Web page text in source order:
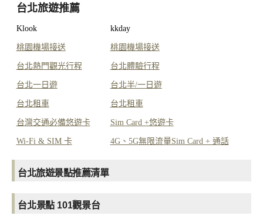
台北旅遊推薦
Klook kkday
桃園機場接送 桃園機場接送
台北熱門觀光行程 台北體驗行程
台北一日遊 台北半/一日遊
台北租車 台北租車
台灣交通必備悠遊卡 Sim Card +悠遊卡
Wi-Fi & SIM 卡 4G、5G無限流量Sim Card + 通話
台北旅遊景點推薦清單
台北景點 101觀景台